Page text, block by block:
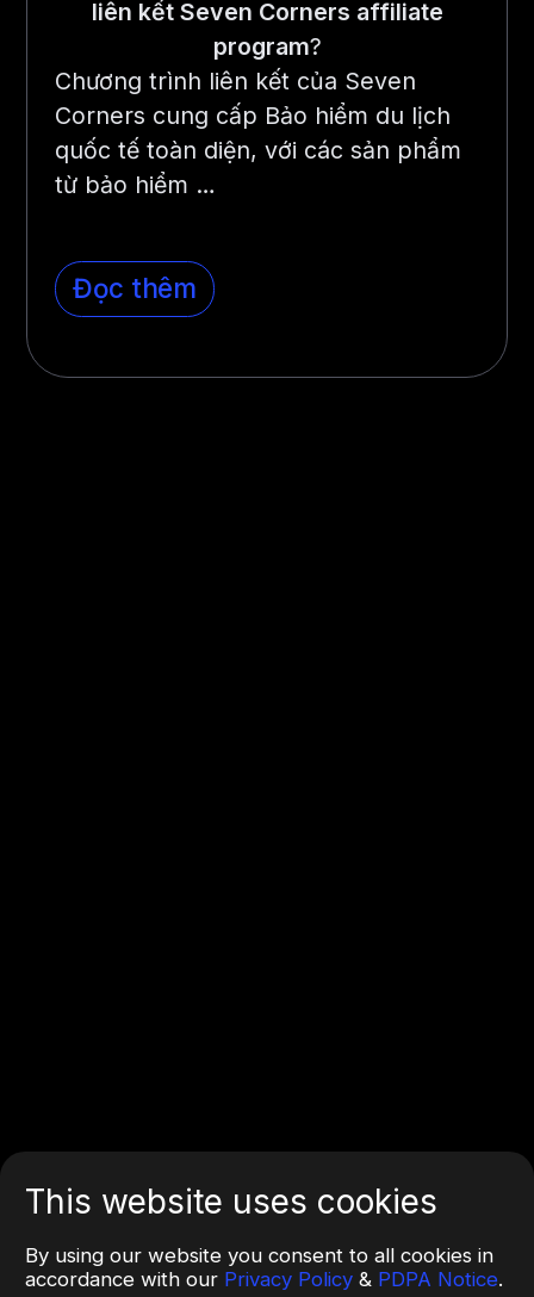
This website uses cookies
By using our website you consent to all cookies in
accordance with our Privacy Policy & PDPA Notice.
liên kết Seven Corners affiliate
program?
Chương trình liên kết của Seven
Corners cung cấp Bảo hiểm du lịch
quốc tế toàn diện, với các sản phẩm
từ bảo hiểm …
Đọc thêm